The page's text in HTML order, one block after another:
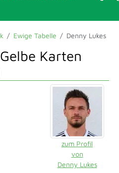
Ewige Tabelle Denny Lukes
Karten
zum Profil
von
Denny Lukes